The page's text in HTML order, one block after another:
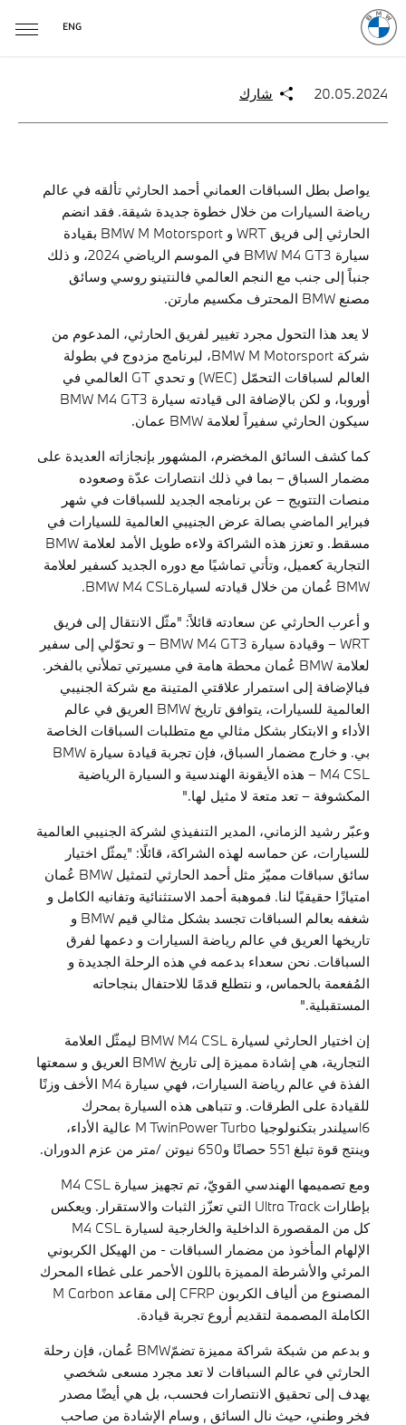
ENG
20.05.2024 شارك
يواصل بطل السباقات العماني أحمد الحارثي تألقه في عالم
رياضة السيارات من خلال خطوة جديدة شيقة. فقد انضم
الحارثي إلى فريق WRT و BMW M Motorsport بقيادة
سيارة BMW M4 GT3 في الموسم الرياضي 2024، و ذلك
جنباً إلى جنب مع النجم العالمي فالنتينو روسي وسائق
مصنع BMW المحترف مكسيم مارتن.
لا يعد هذا التحول مجرد تغيير لفريق الحارثي، المدعوم من
شركة BMW M Motorsport، لبرنامج مزدوج في بطولة
العالم لسباقات التحمّل (WEC) و تحدي GT العالمي في
أوروبا، و لكن بالإضافة الى قيادته سيارة BMW M4 GT3
سيكون الحارثي سفيراً لعلامة BMW عمان.
كما كشف السائق المخضرم، المشهور بإنجازاته العديدة على
مضمار السباق – بما في ذلك انتصارات عدّة وصعوده
منصات التتويج – عن برنامجه الجديد للسباقات في شهر
فبراير الماضي بصالة عرض الجنيبي العالمية للسيارات في
مسقط. و تعزز هذه الشراكة ولاءه طويل الأمد لعلامة BMW
التجارية كعميل، وتأتي تماشيًا مع دوره الجديد كسفير لعلامة
BMW عُمان من خلال قيادته لسيارةBMW M4 CSL.
و أعرب الحارثي عن سعادته قائلاً: "مثّل الانتقال إلى فريق
WRT – وقيادة سيارة BMW M4 GT3 – و تحوّلي إلى سفير
لعلامة BMW عُمان محطة هامة في مسيرتي تملأني بالفخر.
فبالإضافة إلى استمرار علاقتي المتينة مع شركة الجنيبي
العالمية للسيارات، يتوافق تاريخ BMW العريق في عالم
الأداء و الابتكار بشكل مثالي مع متطلبات السباقات الخاصة
بي. و خارج مضمار السباق، فإن تجربة قيادة سيارة BMW
M4 CSL – هذه الأيقونة الهندسية و السيارة الرياضية
المكشوفة – تعد متعة لا مثيل لها."
وعبّر رشيد الزماني، المدير التنفيذي لشركة الجنيبي العالمية
للسيارات، عن حماسه لهذه الشراكة، قائلًا: "يمثّل اختيار
سائق سباقات مميّز مثل أحمد الحارثي لتمثيل BMW عُمان
امتيازًا حقيقيًا لنا. فموهبة أحمد الاستثنائية وتفانيه الكامل و
شغفه بعالم السباقات تجسد بشكل مثالي قيم BMW و
تاريخها العريق في عالم رياضة السيارات و دعمها لفرق
السباقات. نحن سعداء بدعمه في هذه الرحلة الجديدة و
المُفعمة بالحماس، و نتطلع قدمًا للاحتفال بنجاحاته
المستقبلية."
إن اختيار الحارثي لسيارة BMW M4 CSL ليمثّل العلامة
التجارية، هي إشادة مميزة إلى تاريخ BMW العريق و سمعتها
الفذة في عالم رياضة السيارات، فهي سيارة M4 الأخف وزنًا
للقيادة على الطرقات. و تتباهى هذه السيارة بمحرك
l6سيلندر بتكنولوجيا M TwinPower Turbo عالية الأداء،
وينتج قوة تبلغ 551 حصانًا و650 نيوتن /متر من عزم الدوران.
ومع تصميمها الهندسي القويّ، تم تجهيز سيارة M4 CSL
بإطارات Ultra Track التي تعزّز الثبات والاستقرار. ويعكس
كل من المقصورة الداخلية والخارجية لسيارة M4 CSL
الإلهام المأخوذ من مضمار السباقات - من الهيكل الكربوني
المرئي والأشرطة المميزة باللون الأحمر على غطاء المحرك
المصنوع من ألياف الكربون CFRP إلى مقاعد M Carbon
الكاملة المصممة لتقديم أروع تجربة قيادة.
و بدعم من شبكة شراكة مميزة تضمّ
BMW عُمان، فإن رحلة
الحارثي في عالم السباقات لا تعد مجرد مسعى شخصي
يهدف إلى تحقيق الانتصارات فحسب، بل هي أيضًا مصدر
فخر وطني، حيث نال السائق , وسام الإشادة من صاحب